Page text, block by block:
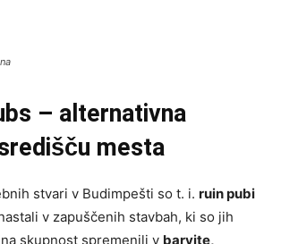
– alternativna
mesta
stvari v Budimpešti so t. i. ruin pubi
v zapuščenih stavbah, ki so jih
skupnost spremenili v barvite,